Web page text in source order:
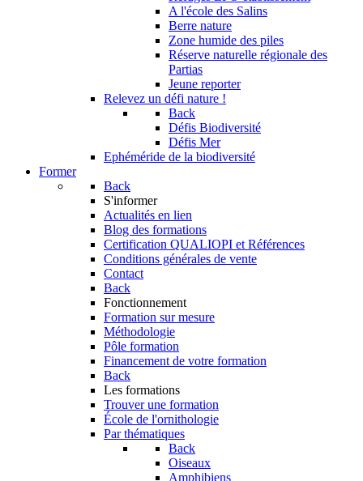
A l'école des Salins
Berre nature
Zone humide des piles
Réserve naturelle régionale des
Partias
Jeune reporter
Relevez un défi nature !
Back
Défis Biodiversité
Défis Mer
Ephéméride de la biodiversité
Former
Back
S'informer
Actualités en lien
Blog des formations
Certification QUALIOPI et Références
Conditions générales de vente
Contact
Back
Fonctionnement
Formation sur mesure
Méthodologie
Pôle formation
Financement de votre formation
Back
Les formations
Trouver une formation
École de l'ornithologie
Par thématiques
Back
Oiseaux
Amphibiens